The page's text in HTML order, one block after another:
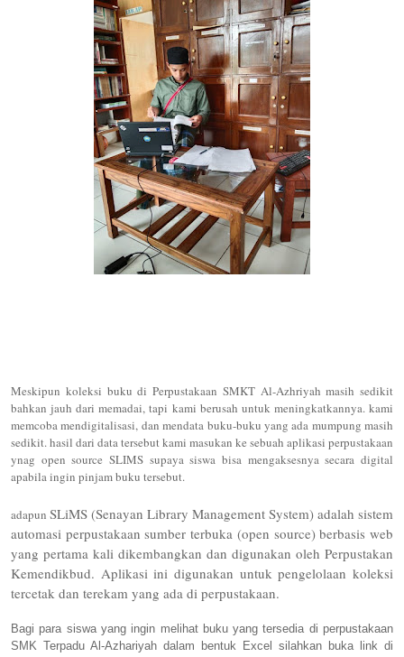
Meskipun koleksi buku di Perpustakaan SMKT Al-Azhriyah masih sedikit
bahkan jauh dari memadai, tapi kami berusah untuk meningkatkannya. kami
memcoba mendigitalisasi, dan mendata buku-buku yang ada mumpung masih
sedikit. hasil dari data tersebut kami masukan ke sebuah aplikasi perpustakaan
ynag open source SLIMS supaya siswa bisa mengaksesnya secara digital
apabila ingin pinjam buku tersebut.
adapun SLiMS (Senayan Library Management System) adalah sistem
automasi perpustakaan sumber terbuka (open source) berbasis web
yang pertama kali dikembangkan dan digunakan oleh Perpustakan
Kemendikbud. Aplikasi ini digunakan untuk pengelolaan koleksi
tercetak dan terekam yang ada di perpustakaan.
Bagi para siswa yang ingin melihat buku yang tersedia di perpustakaan
SMK Terpadu Al-Azhariyah dalam bentuk Excel silahkan buka link di